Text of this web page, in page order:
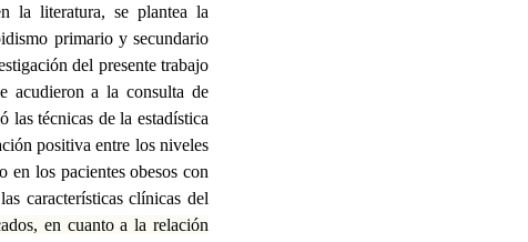
la literatura, se plantea la
primario y secundario
del presente trabajo
acudieron a la consulta de
técnicas de la estadística
positiva entre los niveles
los pacientes obesos con
características clínicas del
en cuanto a la relación